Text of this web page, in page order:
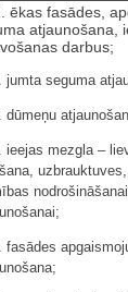
ēkas fasādes,
atjaunošana,
darbus;
jumta seguma
dūmeņu
ieejas mezgla –
fasādes